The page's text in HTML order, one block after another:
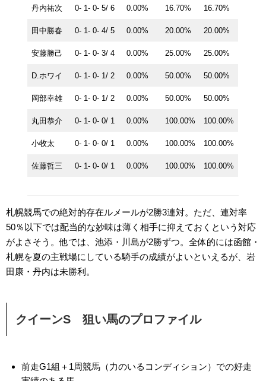
丹内祐次 0- 1- 0- 5/ 6 0.00% 16.70% 16.70%
田中勝春 0- 1- 0- 4/ 5 0.00% 20.00% 20.00%
安藤勝己 0- 1- 0- 3/ 4 0.00% 25.00% 25.00%
D.ホワイ 0- 1- 0- 1/ 2 0.00% 50.00% 50.00%
岡部幸雄 0- 1- 0- 1/ 2 0.00% 50.00% 50.00%
丸田恭介 0- 1- 0- 0/ 1 0.00% 100.00% 100.00%
小牧太 0- 1- 0- 0/ 1 0.00% 100.00% 100.00%
佐藤哲三 0- 1- 0- 0/ 1 0.00% 100.00% 100.00%
札幌競馬での絶対的存在ルメールが2勝3連対。ただ、連対率
50％以下では配当的な妙味は薄く相手に抑えておくという対応
がよさそう。他では、池添・川島が2勝ずつ。全体的には函館・
札幌を夏の主戦場にしている騎手の成績がよいといえるが、岩
田康・丹内は未勝利。
クイーンS 狙い馬のプロファイル
前走G1組＋1周競馬（力のいるコンディション）での好走